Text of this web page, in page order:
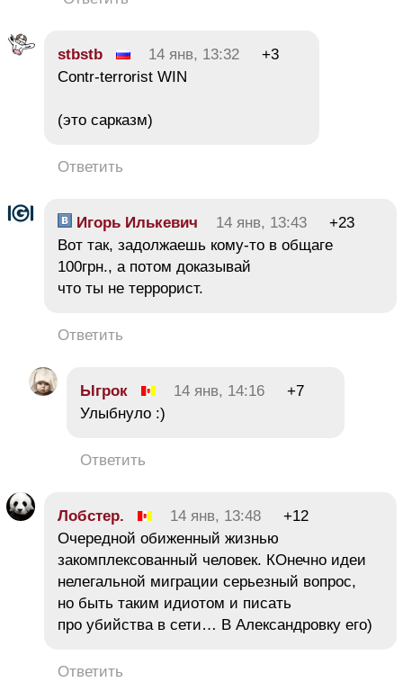
stbstb 14 янв, 13:32
+3
Contr-terrorist WIN
(это сарказм)
Ответить
Игорь Илькевич 14 янв, 13:43
+23
Вот так, задолжаешь кому-то в общаге
100грн., а потом доказывай
что ты не террорист.
Ответить
Ыгрок 14 янв, 14:16
+7
Улыбнуло :)
Ответить
Лобстер. 14 янв, 13:48
+12
Очередной обиженный жизнью
закомплексованный человек. КОнечно идеи
нелегальной миграции серьезный вопрос,
но быть таким идиотом и писать
про убийства в сети… В Александровку его)
Ответить